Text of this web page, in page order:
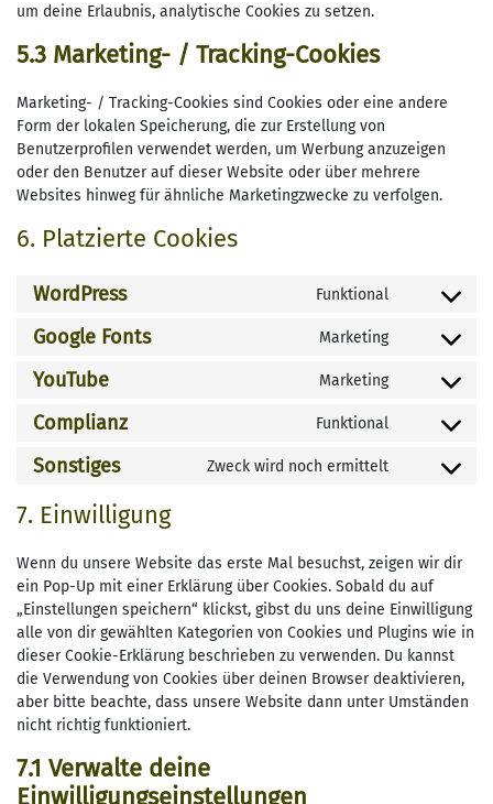
um deine Erlaubnis, analytische Cookies zu setzen.
5.3 Marketing- / Tracking-Cookies
Marketing- / Tracking-Cookies sind Cookies oder eine andere
Form der lokalen Speicherung, die zur Erstellung von
Benutzerprofilen verwendet werden, um Werbung anzuzeigen
oder den Benutzer auf dieser Website oder über mehrere
Websites hinweg für ähnliche Marketingzwecke zu verfolgen.
6. Platzierte Cookies
WordPress Funktional
Consent
service
Google Fonts Marketing
Consent
service
YouTube Marketing
Consent
service
Complianz Funktional
Consent
service
Sonstiges Zweck wird noch ermittelt
Consent
7. Einwilligung
Wenn du unsere Website das erste Mal besuchst, zeigen wir dir
ein Pop-Up mit einer Erklärung über Cookies. Sobald du auf
„Einstellungen speichern“ klickst, gibst du uns deine Einwilligung
alle von dir gewählten Kategorien von Cookies und Plugins wie in
dieser Cookie-Erklärung beschrieben zu verwenden. Du kannst
die Verwendung von Cookies über deinen Browser deaktivieren,
aber bitte beachte, dass unsere Website dann unter Umständen
nicht richtig funktioniert.
7.1 Verwalte deine
Einwilligungseinstellungen